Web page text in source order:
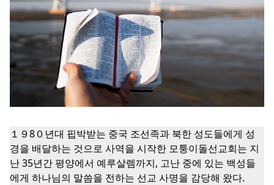
１９8０년대 핍박받는 중국 조선족과 북한 성도들에게 성
경을 배달하는 것으로 사역을 시작한 모퉁이돌선교회는 지
난 35년간 평양에서 예루살렘까지, 고난 중에 있는 백성들
에게 하나님의 말씀을 전하는 선교 사명을 감당해 왔다.